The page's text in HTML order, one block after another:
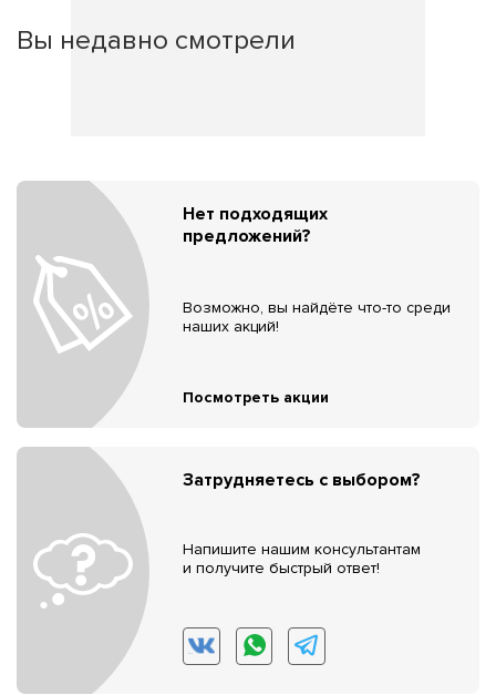
Вы недавно смотрели
Нет подходящих
предложений?
Возможно, вы найдёте что-то среди
наших акций!
Посмотреть акции
Затрудняетесь с выбором?
Напишите нашим консультантам
и получите быстрый ответ!